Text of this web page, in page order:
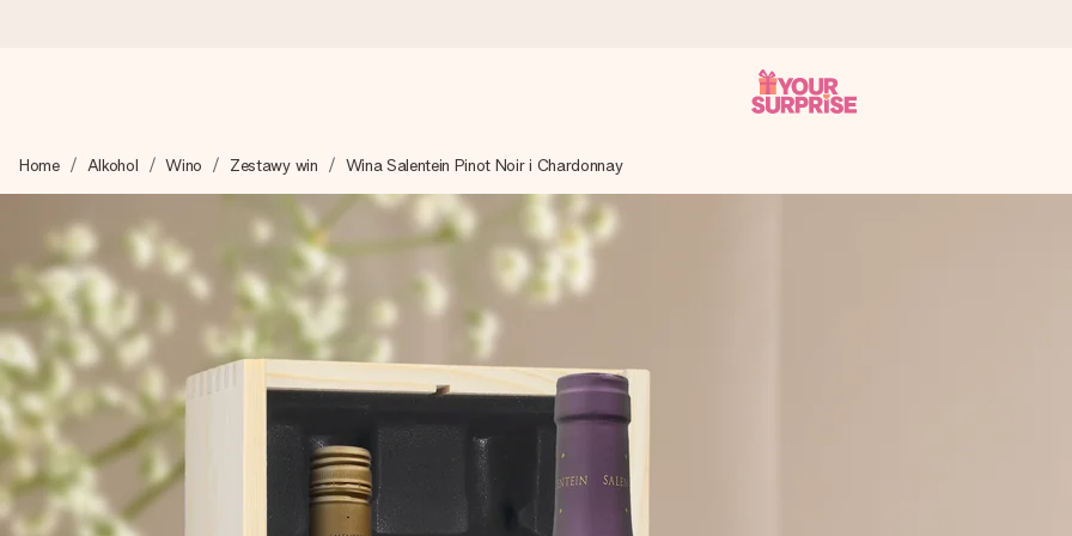
Tworzymy Twój prezent z troską i wysyłamy go w mgnieniu oka – dzięki czemu możesz go dać dokładnie we właściwym
4,7 (na podstawie +15 000 opinii)
Nasze prezenty inspirują. Klienci oceniają nas na 4,7 w Google Reviews.
Darmowy bilecik z życzeniami
Stwórz coś wyjątkowego w zaledwie kilku krokach – z jej imieniem, swoim zdjęciem lub wiadomością, która naprawdę poruszy
Home Alkohol Wino Zestawy win Wina Salentein Pinot Noir i Chardonnay